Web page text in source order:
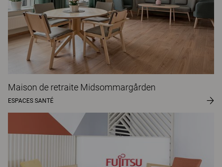
Maison de retraite Midsommargården
ESPACES SANTÉ